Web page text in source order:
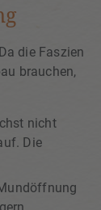
die Faszien
brauchen,
nicht
Die